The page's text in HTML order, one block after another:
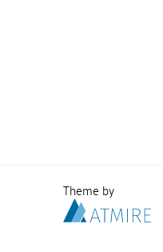
Theme by